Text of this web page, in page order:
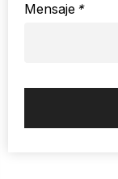
*
Mensaje